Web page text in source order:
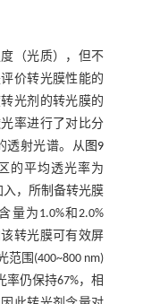
（光质），但不
价转光膜性能的
光剂的转光膜的
率进行了对比分
透射光谱。从 图9
的平均透光率为
入，所制备转光膜
量为1.0%和2.0%
转光膜可有效屏
围(400~800 nm)
仍保持67%，相